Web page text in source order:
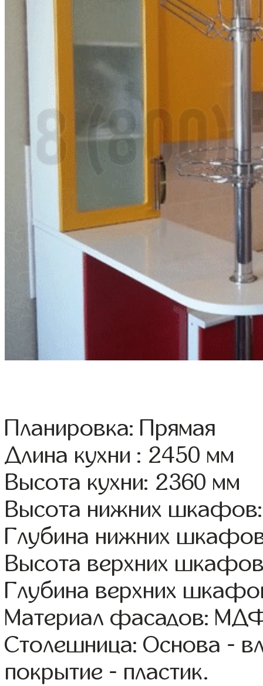
Планировка: Прямая
Длина кухни : 2450 мм
Высота кухни: 2360 мм
Высота нижних
Глубина нижних
Высота верхних
Глубина верхних
Материал фасадов:
Столешница: Основа -
покрытие - пластик.